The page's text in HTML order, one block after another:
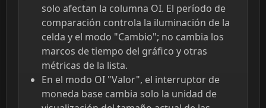
solo afectan la columna OI. El período de
comparación controla la iluminación de la
celda y el modo "Cambio"; no cambia los
marcos de tiempo del gráfico y otras
métricas de la lista.
En el modo OI "Valor", el interruptor de
moneda base cambia solo la unidad de